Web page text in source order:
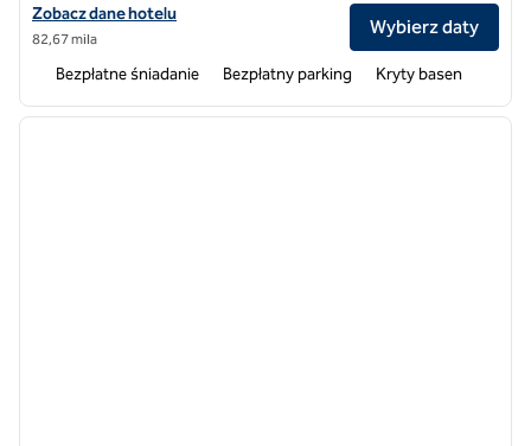
Zobacz szczegóły hotelu Homewood Suites by Hilton @ The
Zobacz dane hotelu
82,67 mila
Wybierz daty
Bezpłatne śniadanie Bezpłatny parking Kryty basen
1 z 12